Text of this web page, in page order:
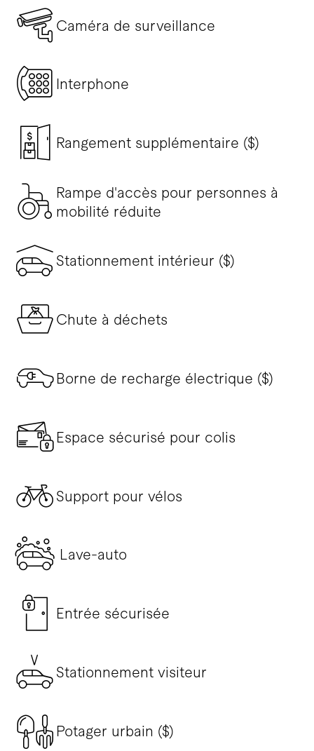
Caméra de surveillance
Interphone
Rangement supplémentaire ($)
Rampe d'accès pour personnes à
mobilité réduite
Stationnement intérieur ($)
Chute à déchets
Borne de recharge électrique ($)
Espace sécurisé pour colis
Support pour vélos
Lave-auto
Entrée sécurisée
Stationnement visiteur
Potager urbain ($)